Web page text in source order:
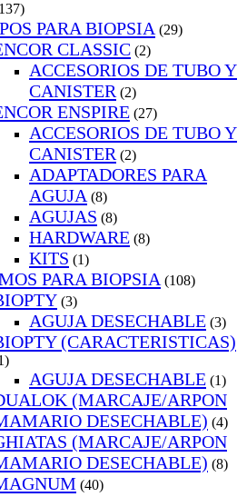
PARA BIOPSIA (29)
CLASSIC (2)
ACCESORIOS DE TUBO Y
CANISTER (2)
ENSPIRE (27)
ACCESORIOS DE TUBO Y
CANISTER (2)
ADAPTADORES PARA
AGUJA (8)
AGUJAS (8)
HARDWARE (8)
KITS (1)
PARA BIOPSIA (108)
(3)
AGUJA DESECHABLE (3)
(CARACTERISTICAS)
AGUJA DESECHABLE (1)
(MARCAJE/ARPON
DESECHABLE) (4)
(MARCAJE/ARPON
DESECHABLE) (8)
(40)